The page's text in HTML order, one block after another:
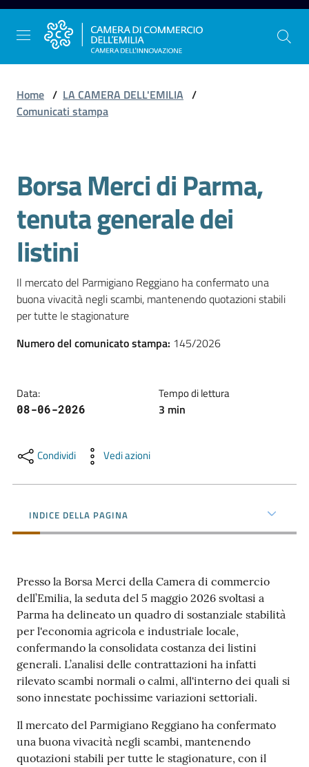
Vai al contenuto
Vai alla navigazione
Vai al footer
dell'Emilia
Gestire
l'impresa
Promuovere
l'impresa
il
e
Consumatore
digitale
Prenotazioni
on line
on line
Home / LA CAMERA DELL'EMILIA /
Comunicati stampa
Salta al contenuto
Borsa Merci di Parma,
tenuta generale dei
listini
Il mercato del Parmigiano Reggiano ha confermato una
buona vivacità negli scambi, mantenendo quotazioni stabili
per tutte le stagionature
Numero del comunicato stampa: 145/2026
Data:
08-06-2026
Tempo di lettura
3 min
Condividi Vedi azioni
INDICE DELLA PAGINA
Presso la Borsa Merci della Camera di commercio
dell’Emilia, la seduta del 5 maggio 2026 svoltasi a
Parma ha delineato un quadro di sostanziale stabilità
per l'economia agricola e industriale locale,
confermando la consolidata costanza dei listini
generali. L’analisi delle contrattazioni ha infatti
rilevato scambi normali o calmi, all'interno dei quali si
sono innestate pochissime variazioni settoriali.
Il mercato del Parmigiano Reggiano ha confermato
una buona vivacità negli scambi, mantenendo
quotazioni stabili per tutte le stagionature, con il